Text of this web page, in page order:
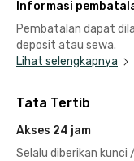
Informasi
Pembatalan dapat
deposit atau sewa.
Lihat selengkapnya
Tata Tertib
Akses 24 jam
Selalu diberikan kunci